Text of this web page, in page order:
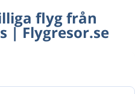
flyg från
| Flygresor.se